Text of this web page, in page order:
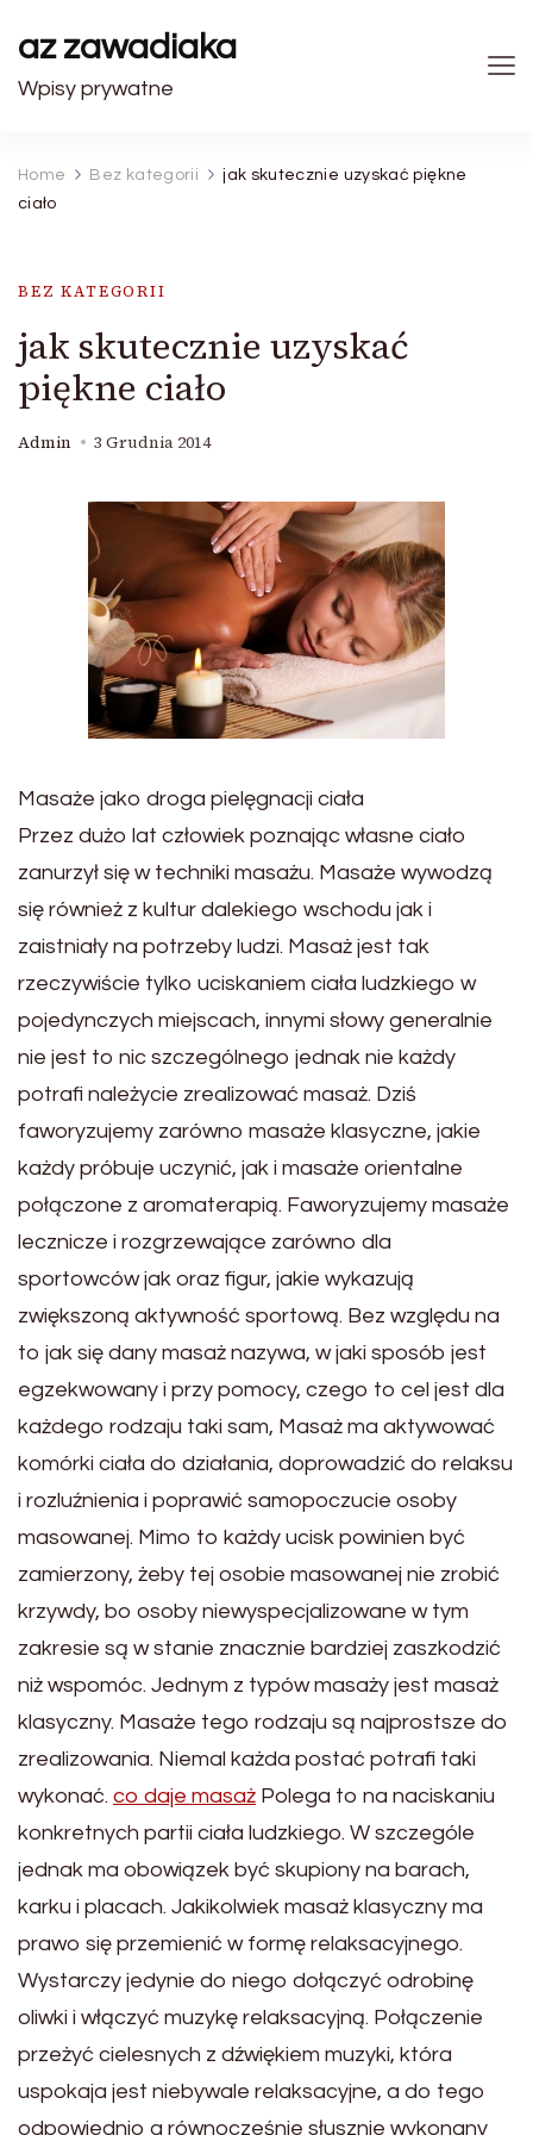
az zawadiaka
Wpisy prywatne
Home Bez kategorii
jak skutecznie uzyskać piękne
ciało
BEZ KATEGORII
jak skutecznie uzyskać
piękne ciało
Admin 3 Grudnia 2014
Masaże jako droga pielęgnacji ciała
Przez dużo lat człowiek poznając własne ciało
zanurzył się w techniki masażu. Masaże wywodzą
się również z kultur dalekiego wschodu jak i
zaistniały na potrzeby ludzi. Masaż jest tak
rzeczywiście tylko uciskaniem ciała ludzkiego w
pojedynczych miejscach, innymi słowy generalnie
nie jest to nic szczególnego jednak nie każdy
potrafi należycie zrealizować masaż. Dziś
faworyzujemy zarówno masaże klasyczne, jakie
każdy próbuje uczynić, jak i masaże orientalne
połączone z aromaterapią. Faworyzujemy masaże
lecznicze i rozgrzewające zarówno dla
sportowców jak oraz figur, jakie wykazują
zwiększoną aktywność sportową. Bez względu na
to jak się dany masaż nazywa, w jaki sposób jest
egzekwowany i przy pomocy, czego to cel jest dla
każdego rodzaju taki sam, Masaż ma aktywować
komórki ciała do działania, doprowadzić do relaksu
i rozluźnienia i poprawić samopoczucie osoby
masowanej. Mimo to każdy ucisk powinien być
zamierzony, żeby tej osobie masowanej nie zrobić
krzywdy, bo osoby niewyspecjalizowane w tym
zakresie są w stanie znacznie bardziej zaszkodzić
niż wspomóc. Jednym z typów masaży jest masaż
klasyczny. Masaże tego rodzaju są najprostsze do
zrealizowania. Niemal każda postać potrafi taki
wykonać. co daje masaż Polega to na naciskaniu
konkretnych partii ciała ludzkiego. W szczególe
jednak ma obowiązek być skupiony na barach,
karku i placach. Jakikolwiek masaż klasyczny ma
prawo się przemienić w formę relaksacyjnego.
Wystarczy jedynie do niego dołączyć odrobinę
oliwki i włączyć muzykę relaksacyjną. Połączenie
przeżyć cielesnych z dźwiękiem muzyki, która
uspokaja jest niebywale relaksacyjne, a do tego
odpowiednio a równocześnie słusznie wykonany